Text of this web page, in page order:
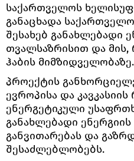
საქართველოს
განაცხადა
შესახებ განახლებადი
თვალსაზრისით და
ჰაბის მიმზიდველობაზე.
პროექტის
ევროპისა და
ენერგეტიკული
განახლებადი
განვითარებას და
შესაძლებლობებს.